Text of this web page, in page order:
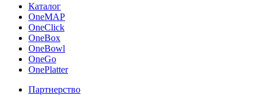
Каталог
OneMAP
OneClick
OneBox
OneBowl
OneGo
OnePlatter
Партнерство